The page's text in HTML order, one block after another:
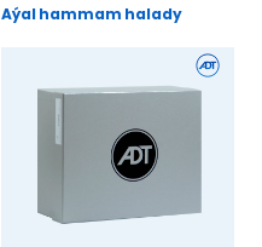
Aýal hammam halady